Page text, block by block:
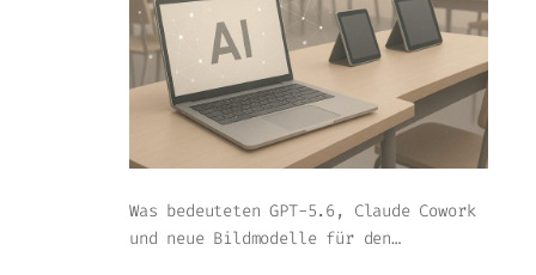
Was bedeuteten GPT-5.6, Claude Cowork
und neue Bildmodelle für den…